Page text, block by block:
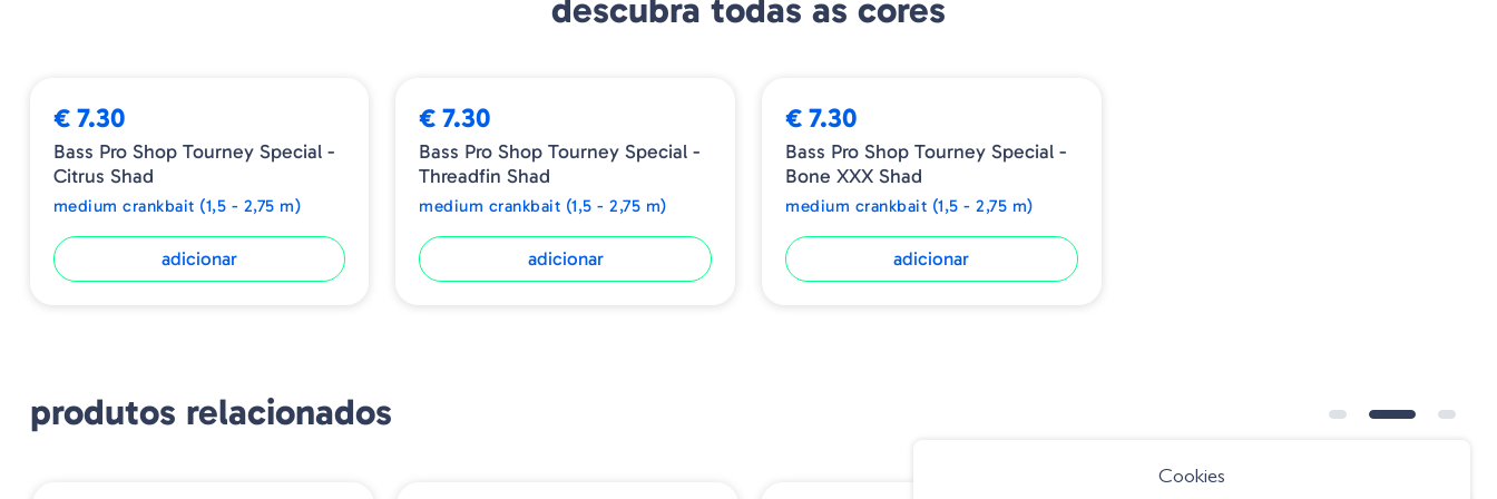
descubra todas as cores
€ 7.30
Bass Pro Shop Tourney Special -
Citrus Shad
medium crankbait (1,5 - 2,75 m)
adicionar
€ 7.30
Bass Pro Shop Tourney Special -
Threadfin Shad
medium crankbait (1,5 - 2,75 m)
adicionar
€ 7.30
Bass Pro Shop Tourney Special -
Bone XXX Shad
medium crankbait (1,5 - 2,75 m)
adicionar
produtos relacionados
Cookies